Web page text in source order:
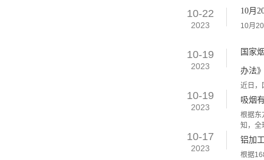
10月
10月
10-22
2023
国家
办法
近日，
10-19
2023
吸烟
根据东
知，全
10-19
2023
铝加
根据
10-17
2023